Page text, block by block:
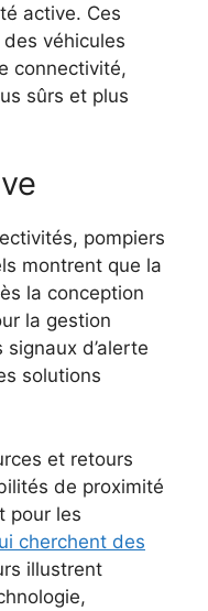
active. Ces
véhicules
connectivité,
sûrs et plus
pompiers
montrent que la
la conception
la gestion
signaux d’alerte
solutions
et retours
de proximité
pour les
cherchent des
illustrent